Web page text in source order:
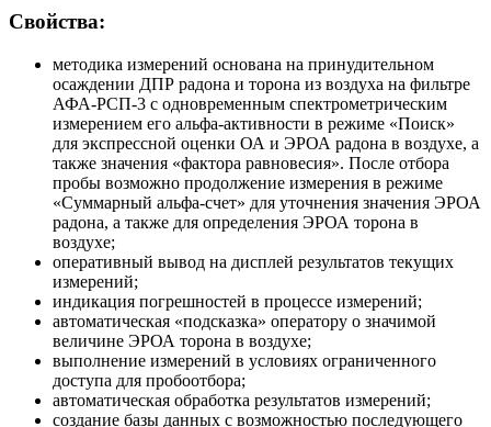
Свойства:
методика измерений основана на принудительном
осаждении ДПР радона и торона из воздуха на фильтре
АФА-РСП-3 с одновременным спектрометрическим
измерением его альфа-активности в режиме «Поиск»
для экспрессной оценки ОА и ЭРОА радона в воздухе, а
также значения «фактора равновесия». После отбора
пробы возможно продолжение измерения в режиме
«Суммарный альфа-счет» для уточнения значения ЭРОА
радона, а также для определения ЭРОА торона в
воздухе;
оперативный вывод на дисплей результатов текущих
измерений;
индикация погрешностей в процессе измерений;
автоматическая «подсказка» оператору о значимой
величине ЭРОА торона в воздухе;
выполнение измерений в условиях ограниченного
доступа для пробоотбора;
автоматическая обработка результатов измерений;
создание базы данных с возможностью последующего